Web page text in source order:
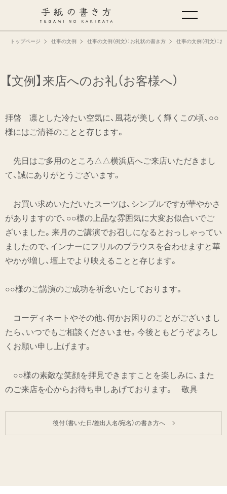
トップページ 仕事の文例 仕事の文例（例文）：お礼状の書き方 仕事の文例（例文）：お
【文例】来店へのお礼（お客様へ）
拝啓 凛とした冷たい空気に、風花が美しく輝くこの頃、○○
様にはご清祥のことと存じます。
先日はご多用のところ△△横浜店へご来店いただきまし
て、誠にありがとうございます。
お買い求めいただいたスーツは、シンプルですが華やかさ
がありますので、○○様の上品な雰囲気に大変お似合いでご
ざいました。来月のご講演でお召しになるとおっしゃってい
ましたので、インナーにフリルのブラウスを合わせますと華
やかが増し、壇上でより映えることと存じます。
○○様のご講演のご成功を祈念いたしております。
コーディネートやその他、何かお困りのことがございまし
たら、いつでもご相談くださいませ。今後ともどうぞよろし
くお願い申し上げます。
○○様の素敵な笑顔を拝見できますことを楽しみに、また
のご来店を心からお待ち申しあげております。 敬具
後付（書いた日/差出人名/宛名）の書き方へ
手紙の基本
仕事の手紙の書き方
仕事の文例
特集
ミドリオフィシャルサイト